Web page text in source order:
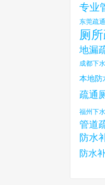
专业
东莞疏
厕
地漏
成都下
本地防
疏通
福州下
管道
防水
防水